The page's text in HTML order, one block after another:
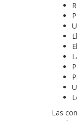
Las